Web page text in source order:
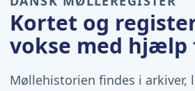
Kortet og
vokse med hjælp
Møllehistorien findes i arkiver,